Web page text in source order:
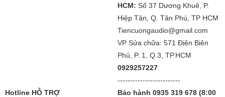
HCM: Số 37 Dương Khuê, P.
Hiệp Tân, Q. Tân Phú, TP HCM
Tiencuongaudio@gmail.com
VP Sửa chữa: 571 Điện Biên
Phủ, P. 1, Q.3, TP.HCM
0929257227
-------------------------
Hotline HỖ TRỢ
Bảo hành 0935 319 678 (8:00